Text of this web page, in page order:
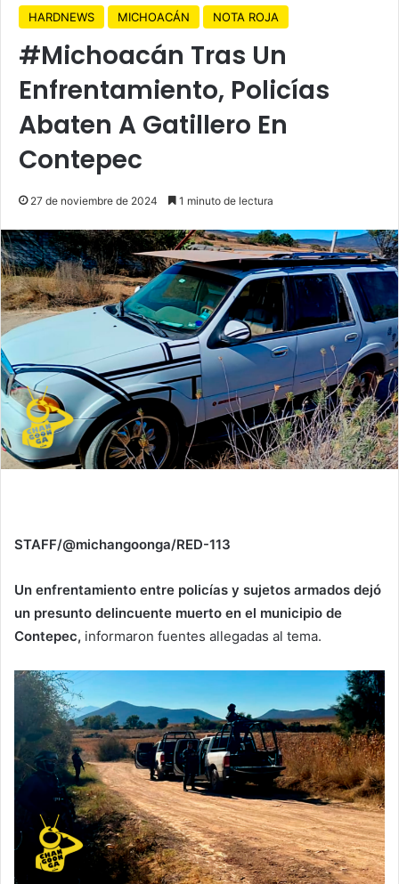
HARDNEWS MICHOACÁN NOTA ROJA
#Michoacán Tras Un
Enfrentamiento, Policías
Abaten A Gatillero En
Contepec
27 de noviembre de 2024 1 minuto de lectura
STAFF/@michangoonga/RED-113
Un enfrentamiento entre policías y sujetos armados dejó
un presunto delincuente muerto en el municipio de
Contepec, informaron fuentes allegadas al tema.